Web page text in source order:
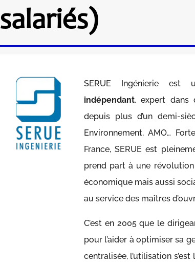
salariés)
SERUE Ingénierie est
indépendant, expert dans
depuis plus d’un demi-
Environnement, AMO…
France, SERUE est
prend part à une
économique mais aussi
au service des maîtres
C’est en 2005 que le
pour l’aider à optimiser sa
centralisée, l’utilisation